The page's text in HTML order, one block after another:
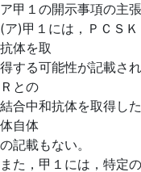
ア甲１の開示事項の主
(ア)甲１には，ＰＣＳ
抗体を取
得する可能性が記載さ
Ｒとの
結合中和抗体を取得し
体自体
の記載もない。
また，甲１には，特定